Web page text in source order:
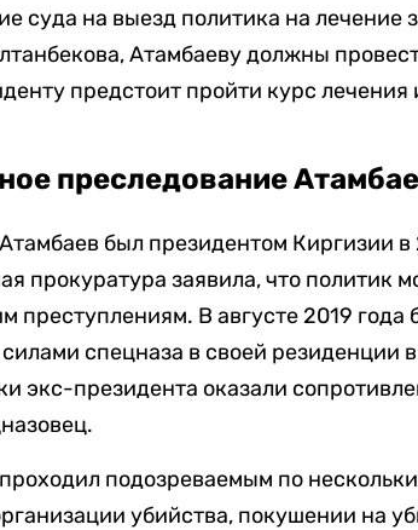
суда на выезд политика на лечение
Атамбаеву должны
предстоит пройти курс лечения
преследование
был президентом Киргизии в
прокуратура заявила, что политик
преступлениям. В августе 2019
спецназа в своей резиденции
экс-президента оказали
подозреваемым по
убийства, покушении на